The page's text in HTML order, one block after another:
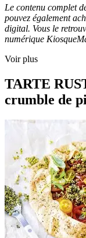
Le contenu complet
pouvez également
digital. Vous le
numérique
Voir plus
TARTE
crumble de